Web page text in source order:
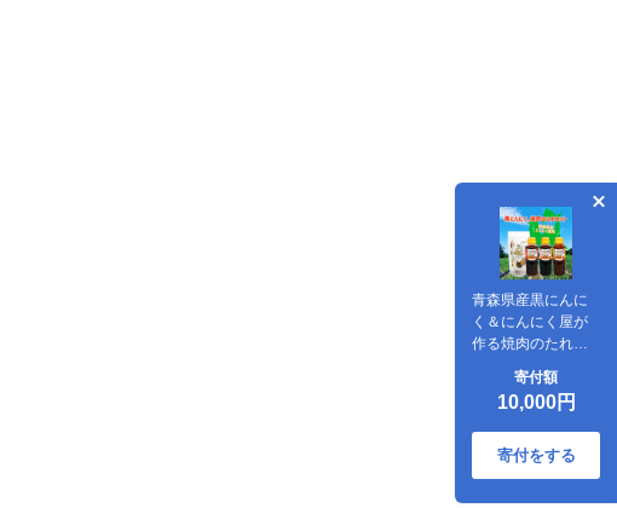
青森県産黒にんに
く＆にんにく屋が
作る焼肉のたれセ
寄付額
10,000円
寄付をする